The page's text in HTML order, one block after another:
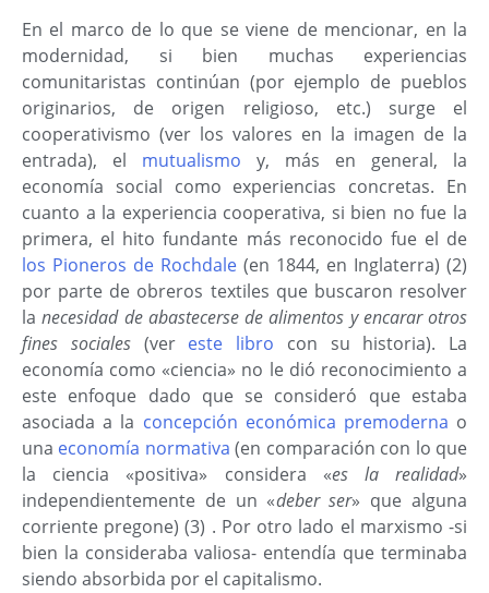
En el marco de lo que se viene de mencionar, en la
modernidad, si bien muchas experiencias
comunitaristas continúan (por ejemplo de pueblos
originarios, de origen religioso, etc.) surge el
cooperativismo (ver los valores en la imagen de la
entrada), el mutualismo y, más en general, la
economía social como experiencias concretas. En
cuanto a la experiencia cooperativa, si bien no fue la
primera, el hito fundante más reconocido fue el de
los Pioneros de Rochdale (en 1844, en Inglaterra) (2)
por parte de obreros textiles que buscaron resolver
lanecesidad de abastecerse de alimentos y encarar otros
fines sociales(ver este libro con su historia). La
economía como «ciencia» no le dió reconocimiento a
este enfoque dado que se consideró que estaba
asociada a la concepción económica premoderna o
una economía normativa (en comparación con lo que
la ciencia «positiva» considera «es la realidad»
independientemente de un «deber ser» que alguna
corriente pregone) (3) . Por otro lado el marxismo -si
bien la consideraba valiosa- entendía que terminaba
siendo absorbida por el capitalismo.